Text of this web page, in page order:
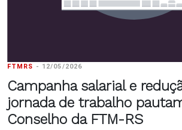
FTMRS - 12/05/2026
Campanha salarial e
jornada de trabalho
Conselho da FTM-RS